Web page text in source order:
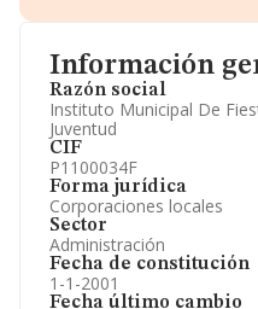
Información
Razón social
Instituto Municipal De
Juventud
CIF
P1100034F
Forma jurídica
Corporaciones locales
Sector
Administración
Fecha de constitución
1-1-2001
Fecha último cambio
Accionistas.
Artículos de prensa
Información oficial y